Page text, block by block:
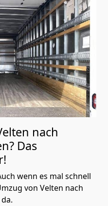
nach
Das
wenn es mal schnell
von Velten nach